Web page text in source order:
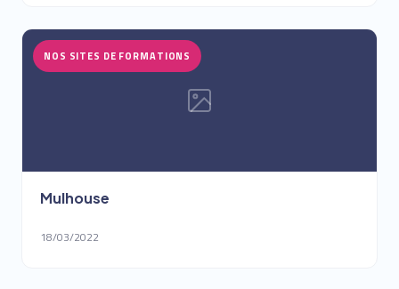
NOS SITES DE FORMATIONS
Mulhouse
18/03/2022